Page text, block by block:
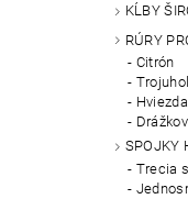
KĹBY
RÚRY
Citrón
Hviezda
SPOJKY
Trecia